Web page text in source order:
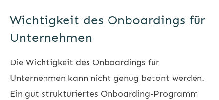
Wichtigkeit des Onboardings für
Unternehmen
Die Wichtigkeit des Onboardings für
Unternehmen kann nicht genug betont werden.
Ein gut strukturiertes Onboarding-Programm